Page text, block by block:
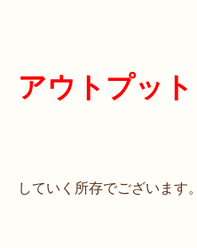
アウトプット
していく所存でございます。